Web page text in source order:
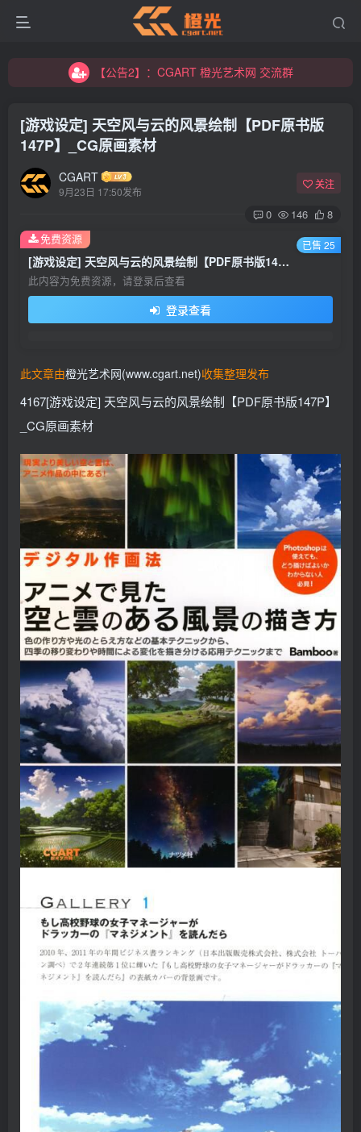
【公告2】：CGART 橙光艺术网 交流群
【公告2】：CGART 橙光艺术网 交流群
[游戏设定] 天空风与云的风景绘制【PDF原书版
147P】_CG原画素材
CGART
9月23日 17:50发布
关注
0 146 8
[游戏设定] 天空风与云的风景绘制【PDF原书版147P】_CG原画素材
此内容为免费资源，请登录后查看
登录查看
免费资源 已售 25
此文章由橙光艺术网(www.cgart.net)收集整理发布
4167[游戏设定] 天空风与云的风景绘制【PDF原书版147P】
_CG原画素材
登录
没有账号？立即注册
用户名/手机号/邮箱
记住登录 找回密码
社交账号登录
QQ登录